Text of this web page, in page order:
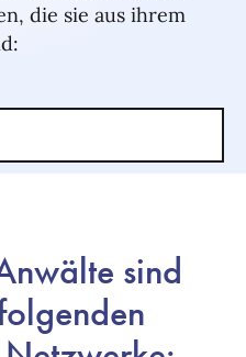
die sie aus ihrem
sind